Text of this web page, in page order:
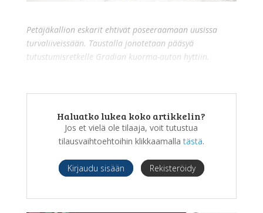
Petäjäkallion eskarit ehtivät poseeraamaan uusissa
turvaliiveissään. Taustalla jonotetaan pääsyä
tutustumisretkelle Gradian kuorma-auton hyttiin.
Haluatko lukea koko artikkelin?
Jos et vielä ole tilaaja, voit tutustua
tilausvaihtoehtoihin klikkaamallatästä.
Kirjaudu sisään Rekisteröidy